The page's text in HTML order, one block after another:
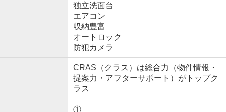
独立洗面台
エアコン
収納豊富
オートロック
防犯カメラ
CRAS（クラス）は総合力（物件情報・
提案力・アフターサポート）がトップク
ラス
①